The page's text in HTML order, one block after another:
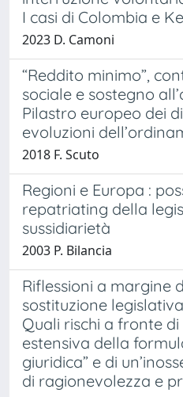
I casi di Colombia e
2023 D. Camoni
“Reddito minimo”,
sociale e sostegno
Pilastro europeo dei
evoluzioni
2018 F. Scuto
Regioni e Europa :
repatriating della
sussidiarietà
2003 P. Bilancia
Riflessioni a margine
sostituzione
Quali rischi a fronte
estensiva della
giuridica” e di
di ragionevolezza e